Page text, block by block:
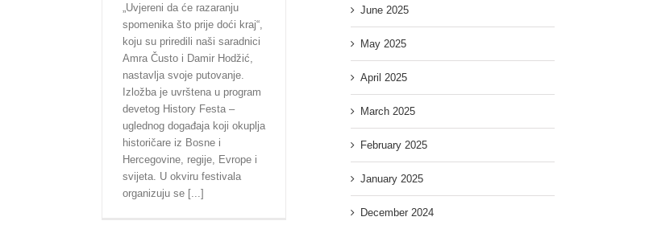
„Uvjereni da će razaranju
spomenika što prije doći kraj“,
koju su priredili naši saradnici
Amra Čusto i Damir Hodžić,
nastavlja svoje putovanje.
Izložba je uvrštena u program
devetog History Festa –
uglednog događaja koji okuplja
historičare iz Bosne i
Hercegovine, regije, Evrope i
svijeta. U okviru festivala
organizuju se [...]
June 2025
May 2025
April 2025
March 2025
February 2025
January 2025
December 2024